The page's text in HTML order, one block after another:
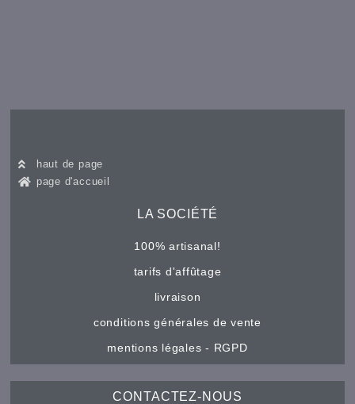
haut de page
page d'accueil
LA SOCIÉTÉ
100% artisanal!
tarifs d'affûtage
livraison
conditions générales de vente
mentions légales - RGPD
CONTACTEZ-NOUS